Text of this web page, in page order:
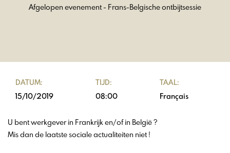
Afgelopen evenement - Frans-Belgische ontbijtsessie
DATUM:
15/10/2019
TIJD:
08:00
TAAL:
Français
U bent werkgever in Frankrijk en/of in België ?
Mis dan de laatste sociale actualiteiten niet !